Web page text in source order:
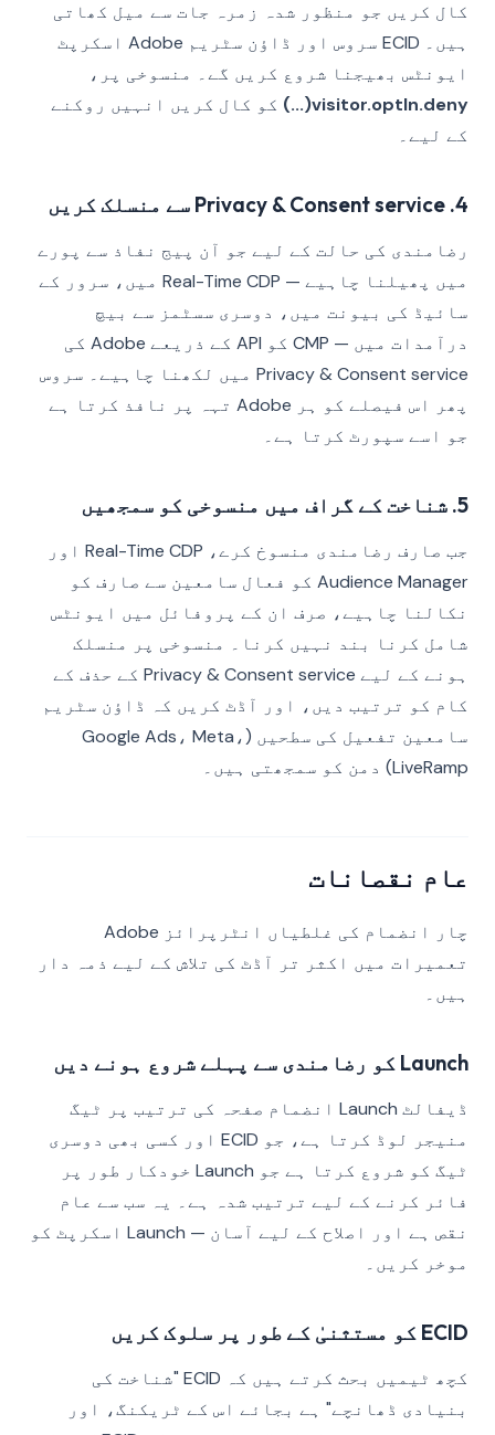
کال کریں جو منظور شدہ زمرہ جات سے میل کھاتی
ہیں۔ ECID سروس اور ڈاؤن سٹریم Adobe اسکرپٹ
ایونٹس بھیجنا شروع کریں گے۔ منسوخی پر،
visitor.optIn.deny(...)
کو کال کریں انہیں روکنے
کے لیے۔
4. Privacy & Consent service سے منسلک کریں
رضامندی کی حالت کے لیے جو آن پیج نفاذ سے پورے
میں پھیلنا چاہیے — Real-Time CDP میں، سرور کے
سائیڈ کی بیونت میں، دوسری سسٹمز سے بیچ
درآمدات میں — CMP کو API کے ذریعے Adobe کی
Privacy & Consent service میں لکھنا چاہیے۔ سروس
پھر اس فیصلے کو ہر Adobe تہہ پر نافذ کرتا ہے
جو اسے سپورٹ کرتا ہے۔
5. شناخت کے گراف میں منسوخی کو سمجھیں
جب صارف رضامندی منسوخ کرے، Real-Time CDP اور
Audience Manager کو فعال سامعین سے صارف کو
نکالنا چاہیے، صرف ان کے پروفائل میں ایونٹس
شامل کرنا بند نہیں کرنا۔ منسوخی پر منسلک
ہونے کے لیے Privacy & Consent service کے حذف کے
کام کو ترتیب دیں، اور آڈٹ کریں کہ ڈاؤن سٹریم
سامعین تفعیل کی سطحیں (Google Ads، Meta،
LiveRamp) دمن کو سمجھتی ہیں۔
عام نقصانات
چار انضمام کی غلطیاں انٹرپرائز Adobe
تعمیرات میں اکثر تر آڈٹ کی تلاش کے لیے ذمہ دار
ہیں۔
Launch کو رضامندی سے پہلے شروع ہونے دیں
ڈیفالٹ Launch انضمام صفحہ کی ترتیب پر ٹیگ
منیجر لوڈ کرتا ہے، جو ECID اور کسی بھی دوسری
ٹیگ کو شروع کرتا ہے جو Launch خودکار طور پر
فائر کرنے کے لیے ترتیب شدہ ہے۔ یہ سب سے عام
نقص ہے اور اصلاح کے لیے آسان — Launch اسکرپٹ کو
موخر کریں۔
ECID کو مستثنیٰ کے طور پر سلوک کریں
کچھ ٹیمیں بحث کرتے ہیں کہ ECID "شناخت کی
بنیادی ڈھانچے" ہے بجائے اس کے ٹریکنگ، اور